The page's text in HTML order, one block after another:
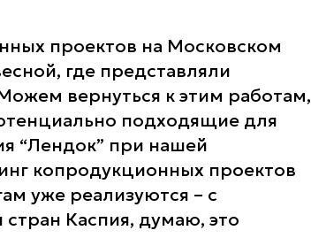
проектов на Московском
где представляли
вернуться к этим работам,
подходящие для
“Лендок” при нашей
копродукционных проектов
уже реализуются – с
стран Каспия, думаю, это